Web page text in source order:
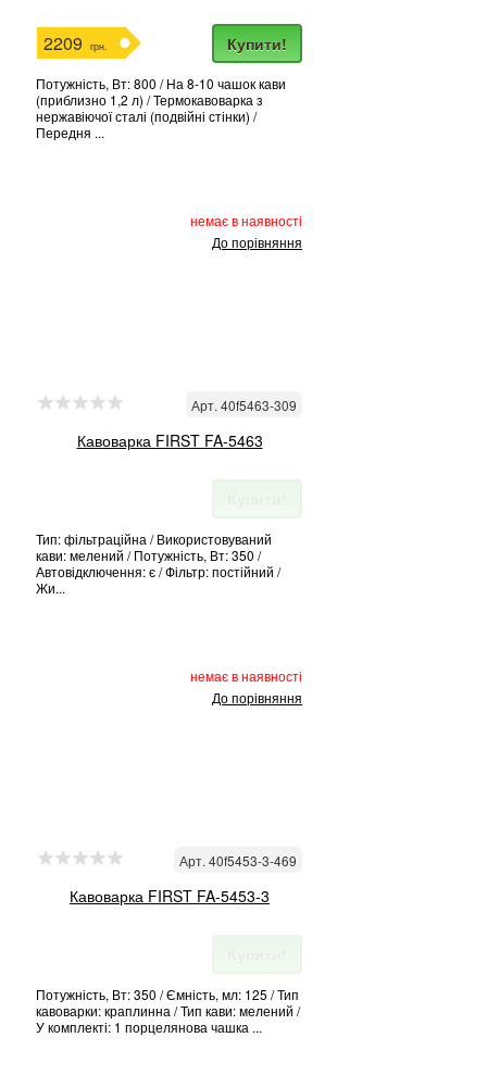
2209 грн. Купити!
Потужність, Вт: 800 / На 8-10 чашок кави
(приблизно 1,2 л) / Термокавоварка з
нержавіючої сталі (подвійні стінки) /
Передня ...
немає в наявності
До порівняння
Арт. 40f5463-309
Кавоварка FIRST FA-5463
Тип: фільтраційна / Використовуваний
кави: мелений / Потужність, Вт: 350 /
Автовідключення: є / Фільтр: постійний /
Жи...
немає в наявності
До порівняння
Арт. 40f5453-3-469
Кавоварка FIRST FA-5453-3
Потужність, Вт: 350 / Ємність, мл: 125 / Тип
кавоварки: краплинна / Тип кави: мелений /
У комплекті: 1 порцелянова чашка ...